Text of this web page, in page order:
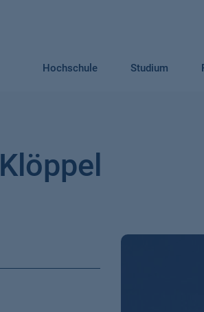
Hochschule Studium